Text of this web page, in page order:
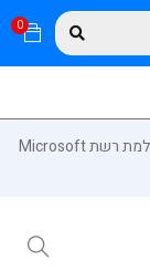
0
מצלמת רשת Microsoft